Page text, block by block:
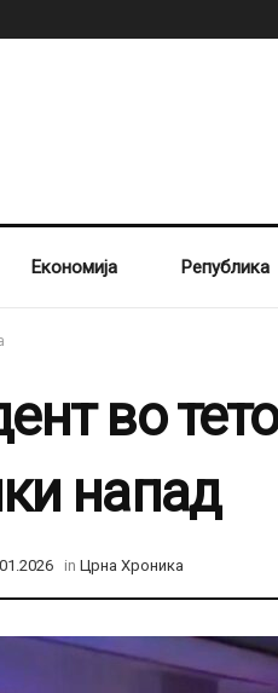
Економија Република
во
напад
in Црна Хроника